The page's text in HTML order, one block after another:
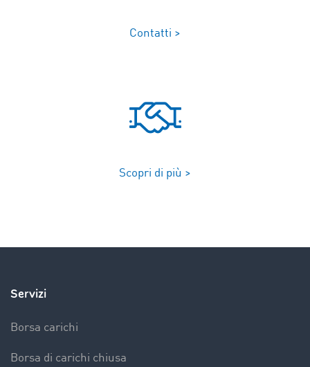
Contatti >
Scopri di più >
Servizi
Borsa carichi
Borsa di carichi chiusa